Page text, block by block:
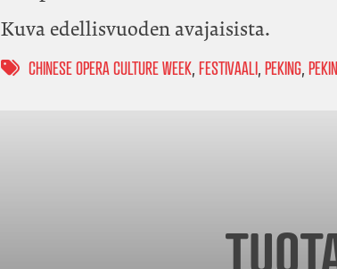
Kuva edellisvuoden avajaisista.
CHINESE OPERA CULTURE WEEK,FESTIVAALI,PEKING,